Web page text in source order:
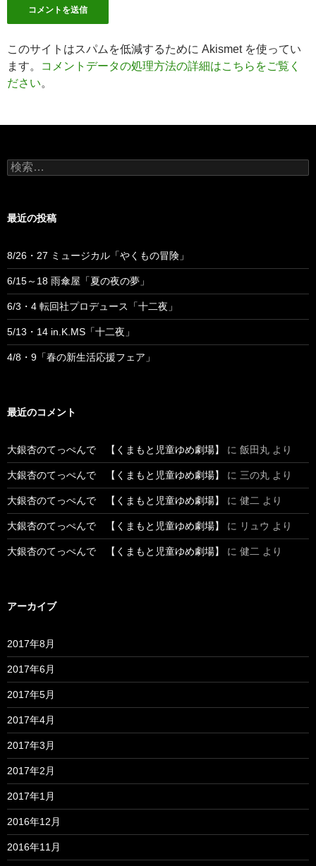
このサイトはスパムを低減するために Akismet を使ってい
ます。
コメントデータの処理方法の詳細はこちらをご覧く
ださい。
検
索:
最近の投稿
8/26・27 ミュージカル「やくもの冒険」
6/15～18 雨傘屋「夏の夜の夢」
6/3・4 転回社プロデュース「十二夜」
5/13・14 in.K.MS「十二夜」
4/8・9「春の新生活応援フェア」
最近のコメント
大銀杏のてっぺんで 【くまもと児童ゆめ劇場】 に 飯田丸 より
大銀杏のてっぺんで 【くまもと児童ゆめ劇場】 に 三の丸 より
大銀杏のてっぺんで 【くまもと児童ゆめ劇場】 に 健二 より
大銀杏のてっぺんで 【くまもと児童ゆめ劇場】 に リュウ より
大銀杏のてっぺんで 【くまもと児童ゆめ劇場】 に 健二 より
アーカイブ
2017年8月
2017年6月
2017年5月
2017年4月
2017年3月
2017年2月
2017年1月
2016年12月
2016年11月